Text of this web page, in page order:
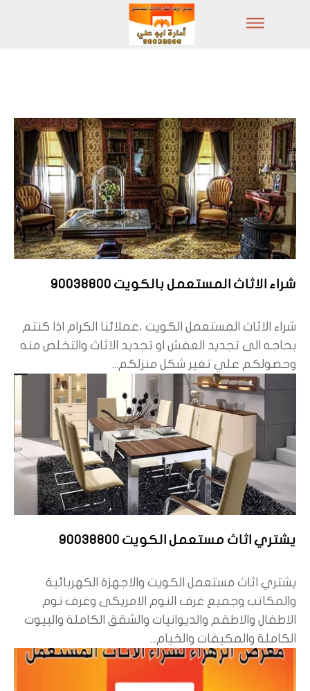
شراء الاثاث المستعمل بالكويت 90038800
شراء الاثاث المستعمل الكويت ،عملائنا الكرام اذا كنتم
بحاجه الى تجديد العفش او تجديد الاثاث والتخلص منه
وحصولكم علي تغير شكل منزلكم...
يشتري اثاث مستعمل الكويت 90038800
يشتري اثاث مستعمل الكويت والاجهزة الكهربائية
والمكاتب وجميع غرف النوم الامريكى وغرف نوم
الاطفال والاطقم والديوانيات والشقق الكاملة والبيوت
الكاملة والمكيفات والخيام...